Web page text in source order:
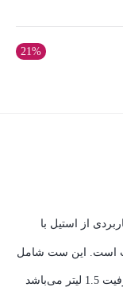
21%
از استیل با
است. این ست شامل
یک قوری با ظرفیت 0.650 لیتر و یک کتری با ظرفیت 1.5 لیتر می‌باشد